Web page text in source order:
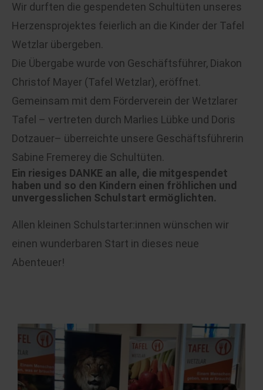
Wir durften die gespendeten Schultüten unseres
Herzensprojektes feierlich an die Kinder der Tafel
Wetzlar übergeben.
Die Übergabe wurde von Geschäftsführer, Diakon
Christof Mayer (Tafel Wetzlar), eröffnet.
Gemeinsam mit dem Förderverein der Wetzlarer
Tafel – vertreten durch Marlies Lübke und Doris
Dotzauer– überreichte unsere Geschäftsführerin
Sabine Fremerey die Schultüten.
Ein riesiges DANKE an alle, die mitgespendet
haben und so den Kindern einen fröhlichen und
unvergesslichen Schulstart ermöglichten.
Allen kleinen Schulstarter:innen wünschen wir
einen wunderbaren Start in dieses neue
Abenteuer!